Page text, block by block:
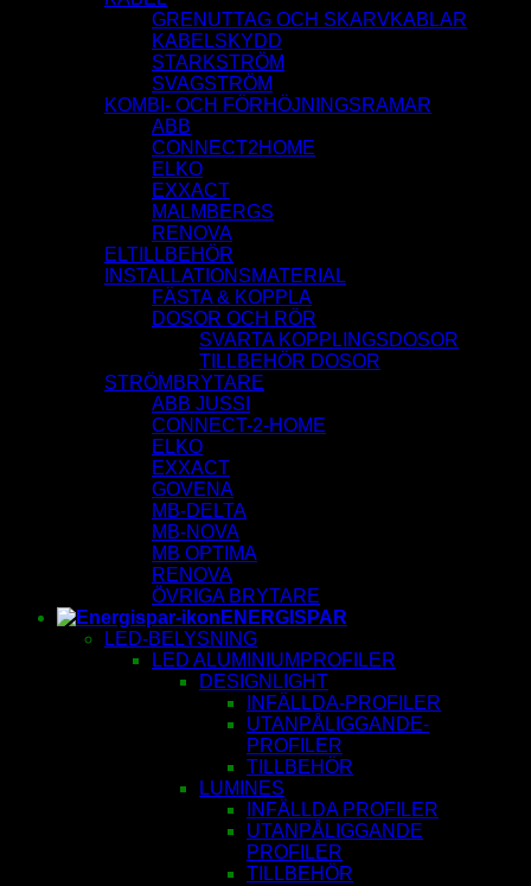
GRENUTTAG OCH SKARVKABLAR
KABELSKYDD
STARKSTRÖM
SVAGSTRÖM
KOMBI- OCH FÖRHÖJNINGSRAMAR
ABB
CONNECT2HOME
ELKO
EXXACT
MALMBERGS
RENOVA
ELTILLBEHÖR
INSTALLATIONSMATERIAL
FÄSTA & KOPPLA
DOSOR OCH RÖR
SVARTA KOPPLINGSDOSOR
TILLBEHÖR DOSOR
STRÖMBRYTARE
ABB JUSSI
CONNECT-2-HOME
ELKO
EXXACT
GOVENA
MB-DELTA
MB-NOVA
MB OPTIMA
RENOVA
ÖVRIGA BRYTARE
ENERGISPAR
LED-BELYSNING
LED ALUMINIUMPROFILER
DESIGNLIGHT
INFÄLLDA-PROFILER
UTANPÅLIGGANDE-
PROFILER
TILLBEHÖR
LUMINES
INFÄLLDA PROFILER
UTANPÅLIGGANDE
PROFILER
TILLBEHÖR